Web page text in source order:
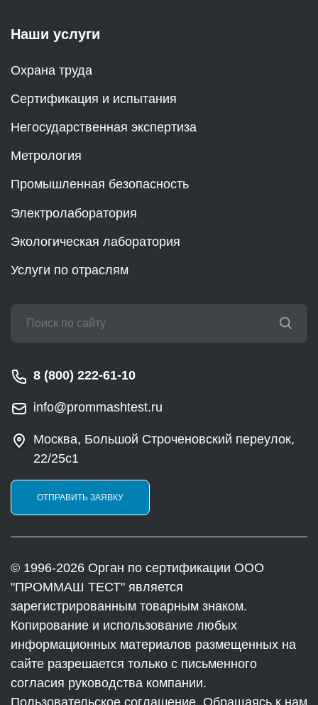
Наши услуги
Охрана труда
Сертификация и испытания
Негосударственная экспертиза
Метрология
Промышленная безопасность
Электролаборатория
Экологическая лаборатория
Услуги по отраслям
8 (800) 222-61-10
info@prommashtest.ru
Москва, Большой Строченовский переулок,
22/25с1
ОТПРАВИТЬ ЗАЯВКУ
© 1996-2026 Орган по сертификации ООО
"ПРОММАШ ТЕСТ" является
зарегистрированным товарным знаком.
Копирование и использование любых
информационных материалов размещенных на
сайте разрешается только с письменного
согласия руководства компании.
Пользовательское соглашение. Обращаясь к нам